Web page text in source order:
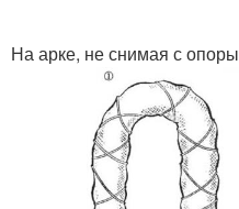
На арке, не снимая с опоры